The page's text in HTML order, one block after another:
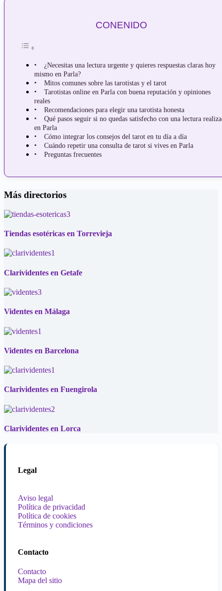
CONENIDO
¿Necesitas una lectura urgente y quieres respuestas claras hoy
mismo en Parla?
Mitos comunes sobre las tarotistas y el tarot
Tarotistas online en Parla con buena reputación y opiniones
reales
Recomendaciones para elegir una tarotista honesta
Qué pasos seguir si no quedas satisfecho con una lectura
en Parla
Cómo integrar los consejos del tarot en tu día a día
Cuándo repetir una consulta de tarot si vives en Parla
Preguntas frecuentes
Más directorios
Tiendas esotéricas en Torrevieja
Clarividentes en Getafe
Videntes en Málaga
Videntes en Barcelona
Clarividentes en Fuengirola
Clarividentes en Lorca
Legal
Aviso legal
Política de privacidad
Política de cookies
Términos y condiciones
Contacto
Contacto
Mapa del sitio